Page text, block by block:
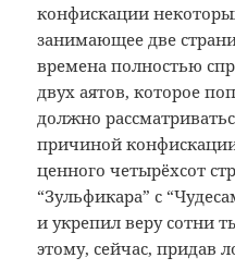
конфискации
занимающее две
времена полностью
двух аятов, которое
должно
причиной
ценного четырёхсот
“Зульфикара” с
и укрепил веру сотни
этому, сейчас, придав